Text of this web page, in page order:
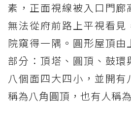
素，正面視線被入口門廊
無法從府前路上平視看見
院窺得一隅。圓形屋頂由
部分：頂塔、圓頂、鼓環
八個面四大四小，並開有
稱為八角圓頂，也有人稱